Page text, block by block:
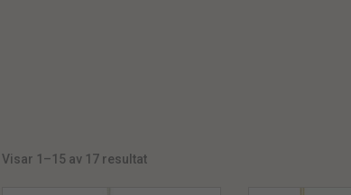
Visar 1–15 av 17 resultat